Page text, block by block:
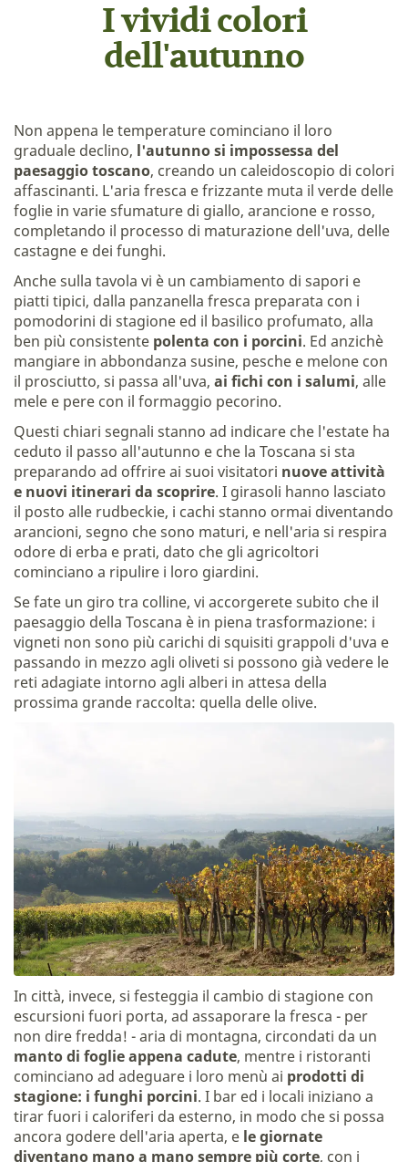
I vividi colori
dell'autunno
Non appena le temperature cominciano il loro
graduale declino, l'autunno si impossessa del
paesaggio toscano, creando un caleidoscopio di colori
affascinanti. L'aria fresca e frizzante muta il verde delle
foglie in varie sfumature di giallo, arancione e rosso,
completando il processo di maturazione dell'uva, delle
castagne e dei funghi.
Anche sulla tavola vi è un cambiamento di sapori e
piatti tipici, dalla panzanella fresca preparata con i
pomodorini di stagione ed il basilico profumato, alla
ben più consistente polenta con i porcini. Ed anzichè
mangiare in abbondanza susine, pesche e melone con
il prosciutto, si passa all'uva, ai fichi con i salumi, alle
mele e pere con il formaggio pecorino.
Questi chiari segnali stanno ad indicare che l'estate ha
ceduto il passo all'autunno e che la Toscana si sta
preparando ad offrire ai suoi visitatori nuove attività
e nuovi itinerari da scoprire. I girasoli hanno lasciato
il posto alle rudbeckie, i cachi stanno ormai diventando
arancioni, segno che sono maturi, e nell'aria si respira
odore di erba e prati, dato che gli agricoltori
cominciano a ripulire i loro giardini.
Se fate un giro tra colline, vi accorgerete subito che il
paesaggio della Toscana è in piena trasformazione: i
vigneti non sono più carichi di squisiti grappoli d'uva e
passando in mezzo agli oliveti si possono già vedere le
reti adagiate intorno agli alberi in attesa della
prossima grande raccolta: quella delle olive.
In città, invece, si festeggia il cambio di stagione con
escursioni fuori porta, ad assaporare la fresca - per
non dire fredda! - aria di montagna, circondati da un
manto di foglie appena cadute, mentre i ristoranti
cominciano ad adeguare i loro menù ai prodotti di
stagione: i funghi porcini. I bar ed i locali iniziano a
tirar fuori i caloriferi da esterno, in modo che si possa
ancora godere dell'aria aperta, e le giornate
diventano mano a mano sempre più corte, con i